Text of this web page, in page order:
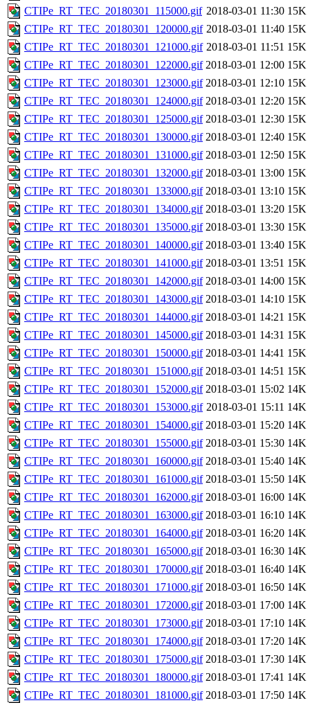
CTIPe_RT_TEC_20180301_115000.gif 2018-03-01 11:30 15K
CTIPe_RT_TEC_20180301_120000.gif 2018-03-01 11:40 15K
CTIPe_RT_TEC_20180301_121000.gif 2018-03-01 11:51 15K
CTIPe_RT_TEC_20180301_122000.gif 2018-03-01 12:00 15K
CTIPe_RT_TEC_20180301_123000.gif 2018-03-01 12:10 15K
CTIPe_RT_TEC_20180301_124000.gif 2018-03-01 12:20 15K
CTIPe_RT_TEC_20180301_125000.gif 2018-03-01 12:30 15K
CTIPe_RT_TEC_20180301_130000.gif 2018-03-01 12:40 15K
CTIPe_RT_TEC_20180301_131000.gif 2018-03-01 12:50 15K
CTIPe_RT_TEC_20180301_132000.gif 2018-03-01 13:00 15K
CTIPe_RT_TEC_20180301_133000.gif 2018-03-01 13:10 15K
CTIPe_RT_TEC_20180301_134000.gif 2018-03-01 13:20 15K
CTIPe_RT_TEC_20180301_135000.gif 2018-03-01 13:30 15K
CTIPe_RT_TEC_20180301_140000.gif 2018-03-01 13:40 15K
CTIPe_RT_TEC_20180301_141000.gif 2018-03-01 13:51 15K
CTIPe_RT_TEC_20180301_142000.gif 2018-03-01 14:00 15K
CTIPe_RT_TEC_20180301_143000.gif 2018-03-01 14:10 15K
CTIPe_RT_TEC_20180301_144000.gif 2018-03-01 14:21 15K
CTIPe_RT_TEC_20180301_145000.gif 2018-03-01 14:31 15K
CTIPe_RT_TEC_20180301_150000.gif 2018-03-01 14:41 15K
CTIPe_RT_TEC_20180301_151000.gif 2018-03-01 14:51 15K
CTIPe_RT_TEC_20180301_152000.gif 2018-03-01 15:02 14K
CTIPe_RT_TEC_20180301_153000.gif 2018-03-01 15:11 14K
CTIPe_RT_TEC_20180301_154000.gif 2018-03-01 15:20 14K
CTIPe_RT_TEC_20180301_155000.gif 2018-03-01 15:30 14K
CTIPe_RT_TEC_20180301_160000.gif 2018-03-01 15:40 14K
CTIPe_RT_TEC_20180301_161000.gif 2018-03-01 15:50 14K
CTIPe_RT_TEC_20180301_162000.gif 2018-03-01 16:00 14K
CTIPe_RT_TEC_20180301_163000.gif 2018-03-01 16:10 14K
CTIPe_RT_TEC_20180301_164000.gif 2018-03-01 16:20 14K
CTIPe_RT_TEC_20180301_165000.gif 2018-03-01 16:30 14K
CTIPe_RT_TEC_20180301_170000.gif 2018-03-01 16:40 14K
CTIPe_RT_TEC_20180301_171000.gif 2018-03-01 16:50 14K
CTIPe_RT_TEC_20180301_172000.gif 2018-03-01 17:00 14K
CTIPe_RT_TEC_20180301_173000.gif 2018-03-01 17:10 14K
CTIPe_RT_TEC_20180301_174000.gif 2018-03-01 17:20 14K
CTIPe_RT_TEC_20180301_175000.gif 2018-03-01 17:30 14K
CTIPe_RT_TEC_20180301_180000.gif 2018-03-01 17:41 14K
CTIPe_RT_TEC_20180301_181000.gif 2018-03-01 17:50 14K